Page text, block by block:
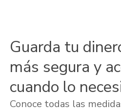
Guarda tu
más segura y
cuando lo
Conoce todas las